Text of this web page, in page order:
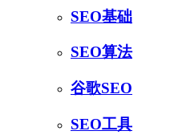
SEO基础
SEO算法
谷歌SEO
SEO工具